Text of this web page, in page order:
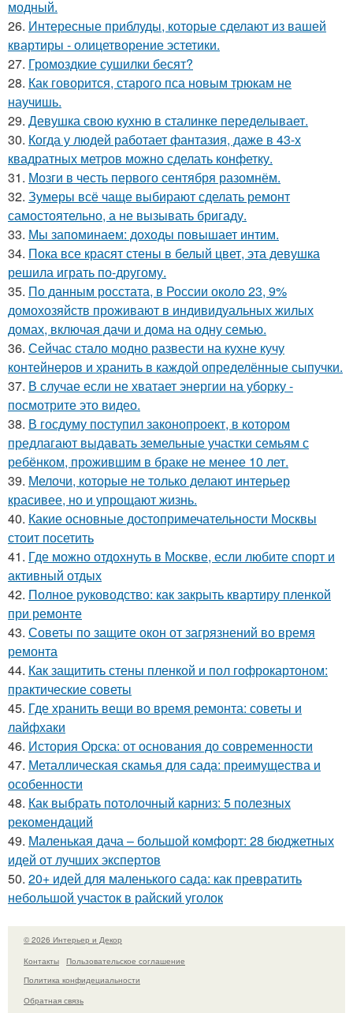
модный.
26. Интересные приблуды, которые сделают из вашей
квартиры - олицетворение эстетики.
27. Громоздкие сушилки бесят?
28. Как говорится, старого пса новым трюкам не
научишь.
29. Девушка свою кухню в сталинке переделывает.
30. Когда у людей работает фантазия, даже в 43-х
квадратных метров можно сделать конфетку.
31. Мозги в честь первого сентября разомнём.
32. Зумеры всё чаще выбирают сделать ремонт
самостоятельно, а не вызывать бригаду.
33. Мы запоминаем: доходы повышает интим.
34. Пока все красят стены в белый цвет, эта девушка
решила играть по-другому.
35. По данным росстата, в России около 23, 9%
домохозяйств проживают в индивидуальных жилых
домах, включая дачи и дома на одну семью.
36. Сейчас стало модно развести на кухне кучу
контейнеров и хранить в каждой определённые сыпучки.
37. В случае если не хватает энергии на уборку -
посмотрите это видео.
38. В госдуму поступил законопроект, в котором
предлагают выдавать земельные участки семьям с
ребёнком, прожившим в браке не менее 10 лет.
39. Мелочи, которые не только делают интерьер
красивее, но и упрощают жизнь.
40. Какие основные достопримечательности Москвы
стоит посетить
41. Где можно отдохнуть в Москве, если любите спорт и
активный отдых
42. Полное руководство: как закрыть квартиру пленкой
при ремонте
43. Советы по защите окон от загрязнений во время
ремонта
44. Как защитить стены пленкой и пол гофрокартоном:
практические советы
45. Где хранить вещи во время ремонта: советы и
лайфхаки
46. История Орска: от основания до современности
47. Металлическая скамья для сада: преимущества и
особенности
48. Как выбрать потолочный карниз: 5 полезных
рекомендаций
49. Маленькая дача – большой комфорт: 28 бюджетных
идей от лучших экспертов
50. 20+ идей для маленького сада: как превратить
небольшой участок в райский уголок
© 2026 Интерьер и Декор
Контакты
Пользовательское соглашение
Политика конфидециальности
Обратная связь